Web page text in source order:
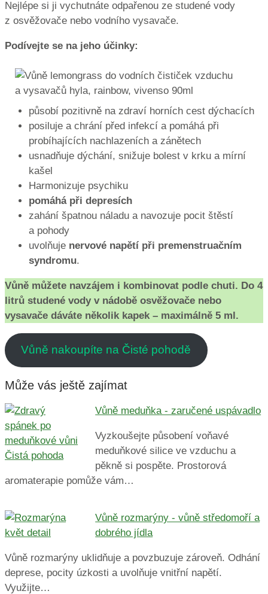
Nejlépe si ji vychutnáte odpařenou ze studené vody
z osvěžovače nebo vodního vysavače.
Podívejte se na jeho účinky:
působí pozitivně na zdraví horních cest dýchacích
posiluje a chrání před infekcí a pomáhá při
probíhajících nachlazeních a zánětech
usnadňuje dýchání, snižuje bolest v krku a mírní
kašel
Harmonizuje psychiku
pomáhá při depresích
zahání špatnou náladu a navozuje pocit štěstí
a pohody
uvolňuje nervové napětí při premenstruačním
syndromu.
Vůně můžete navzájem i kombinovat podle chuti. Do 4
litrů studené vody v nádobě osvěžovače nebo
vysavače dáváte několik kapek – maximálně 5 ml.
Vůně nakoupíte na Čisté pohodě
Může vás ještě zajímat
Vůně meduňka - zaručené uspávadlo
Vyzkoušejte působení voňavé
meduňkové silice ve vzduchu a
pěkně si pospěte. Prostorová
aromaterapie pomůže vám…
Vůně rozmarýny - vůně středomoří a
dobrého jídla
Vůně rozmarýny uklidňuje a povzbuzuje zároveň. Odhání
deprese, pocity úzkosti a uvolňuje vnitřní napětí.
Využijte…